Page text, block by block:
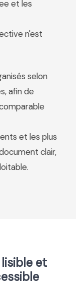
et les
n'est
selon
afin de
et les plus
clair,
et